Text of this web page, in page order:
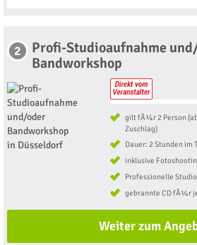
2
Profi-Studioaufnahme
Bandworkshop
gilt fÃ¼r 2 Person
Zuschlag)
Dauer: 2 Stunden im
inklusive
Professionelle
gebrannte CD fÃ¼r
Weiter zum